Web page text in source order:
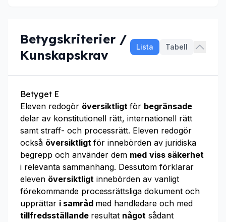
Betygskriterier /
Kunskapskrav
Lista Tabell
Betyget E
Eleven redogör översiktligt för begränsade
delar av konstitutionell rätt, internationell rätt
samt straff- och processrätt. Eleven redogör
också översiktligt för innebörden av juridiska
begrepp och använder dem med viss säkerhet
i relevanta sammanhang. Dessutom förklarar
eleven översiktligt innebörden av vanligt
förekommande processrättsliga dokument och
upprättar i samråd med handledare och med
tillfredsställande resultat något sådant